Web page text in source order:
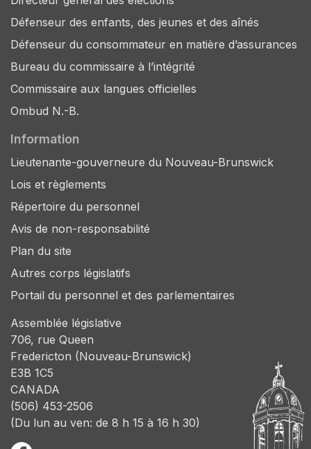
Défenseur des enfants, des jeunes et des aînés
Défenseur du consommateur en matière d’assurances
Bureau du commissaire à l’intégrité
Commissaire aux langues officielles
Ombud N.-B.
Information
Lieutenante-gouverneure du Nouveau-Brunswick
Lois et règlements
Répertoire du personnel
Avis de non-responsabilité
Plan du site
Autres corps législatifs
Portail du personnel et des parlementaires
Assemblée législative
706, rue Queen
Fredericton (Nouveau-Brunswick)
E3B 1C5
CANADA
(506) 453-2506
(Du lun au ven: de 8 h 15 à 16 h 30)